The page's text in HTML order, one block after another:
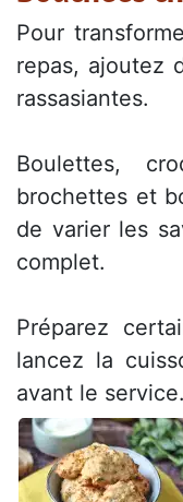
Pour
repas, ajoutez
rassasiantes.
Boulettes,
brochettes et
de varier les
complet.
Préparez
lancez la
avant le service.